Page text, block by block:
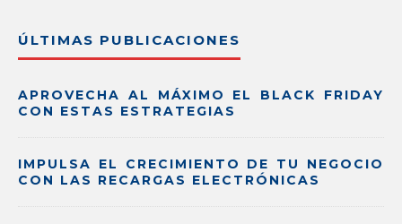
ÚLTIMAS PUBLICACIONES
APROVECHA AL MÁXIMO EL BLACK FRIDAY
CON ESTAS ESTRATEGIAS
IMPULSA EL CRECIMIENTO DE TU NEGOCIO
CON LAS RECARGAS ELECTRÓNICAS